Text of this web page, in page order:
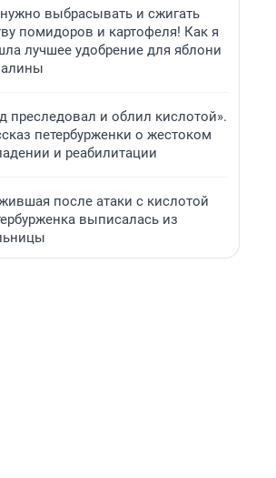
выбрасывать и сжигать
помидоров и картофеля! Как я
лучшее удобрение для яблони
преследовал и облил кислотой».
петербурженки о жестоком
и реабилитации
после атаки с кислотой
выписалась из